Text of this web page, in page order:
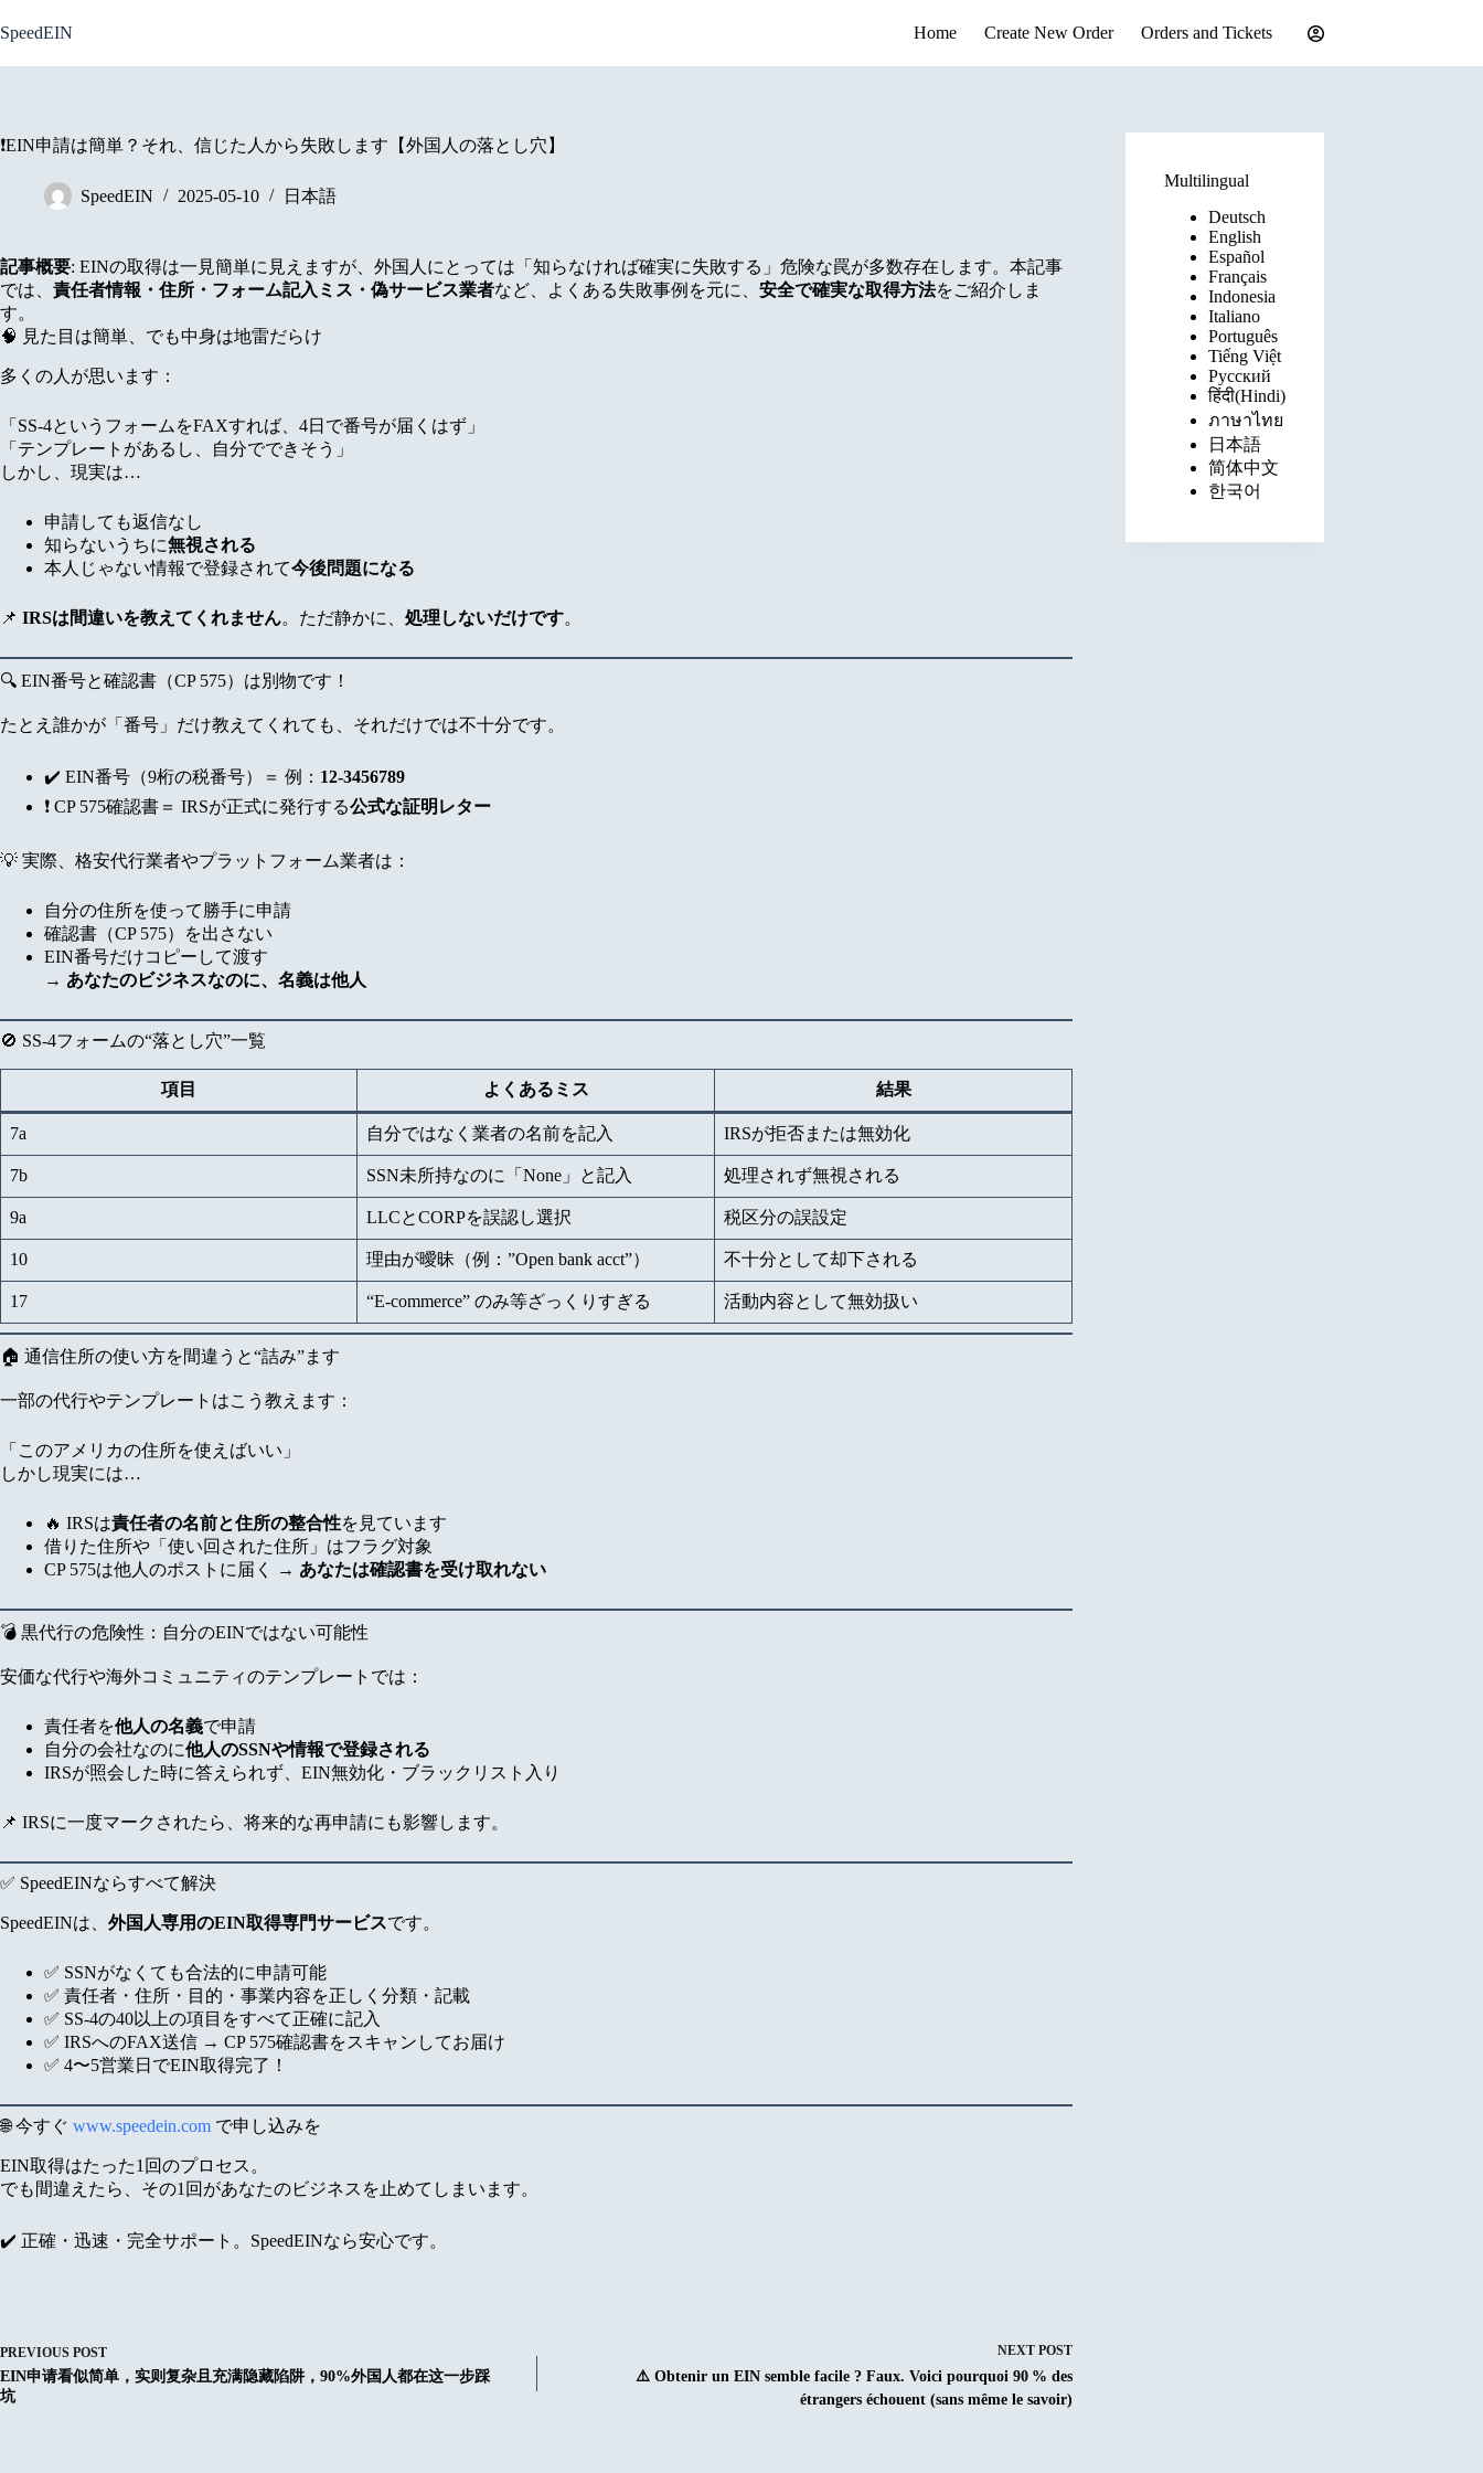
to
content
SpeedEIN Home Create New Order Orders and Tickets
❗EIN申請は簡単？それ、信じた人から失敗します【外国人の落とし穴】
SpeedEIN 2025-05-10 日本語
記事概要: EINの取得は一見簡単に見えますが、外国人にとっては「知らなければ確実に失敗する」危険な罠が多数存在します。本記事
では、 責任者情報・住所・フォーム記入ミス・偽サービス業者など、よくある失敗事例を元に、 安全で確実な取得方法をご紹介しま
す。
🧠 見た目は簡単、でも中身は地雷だらけ
多くの人が思います：
「SS-4というフォームをFAXすれば、4日で番号が届くはず」
「テンプレートがあるし、自分でできそう」
しかし、現実は…
申請しても返信なし
知らないうちに無視される
本人じゃない情報で登録されて今後問題になる
📌 IRSは間違いを教えてくれません。ただ静かに、 処理しないだけです。
🔍 EIN番号と確認書（CP 575）は別物です！
たとえ誰かが「番号」だけ教えてくれても、それだけでは不十分です。
✔️ EIN番号（9桁の税番号）＝ 例： 12-3456789
❗ CP 575確認書＝ IRSが正式に発行する公式な証明レター
💡 実際、格安代行業者やプラットフォーム業者は：
自分の住所を使って勝手に申請
確認書（CP 575）を出さない
EIN番号だけコピーして渡す
→ あなたのビジネスなのに、名義は他人
🚫 SS-4フォームの“落とし穴”一覧
項目 よくあるミス 結果
7a 自分ではなく業者の名前を記入 IRSが拒否または無効化
7b SSN未所持なのに「None」と記入 処理されず無視される
9a LLCとCORPを誤認し選択 税区分の誤設定
10 理由が曖昧（例：”Open bank acct”） 不十分として却下される
17 “E-commerce” のみ等ざっくりすぎる 活動内容として無効扱い
🏠 通信住所の使い方を間違うと“詰み”ます
一部の代行やテンプレートはこう教えます：
「このアメリカの住所を使えばいい」
しかし現実には…
🔥 IRSは責任者の名前と住所の整合性を見ています
借りた住所や「使い回された住所」はフラグ対象
CP 575は他人のポストに届く → あなたは確認書を受け取れない
💣 黒代行の危険性：自分のEINではない可能性
安価な代行や海外コミュニティのテンプレートでは：
責任者を他人の名義で申請
自分の会社なのに他人のSSNや情報で登録される
IRSが照会した時に答えられず、EIN無効化・ブラックリスト入り
📌 IRSに一度マークされたら、将来的な再申請にも影響します。
✅ SpeedEINならすべて解決
SpeedEINは、 外国人専用のEIN取得専門サービスです。
✅ SSNがなくても合法的に申請可能
✅ 責任者・住所・目的・事業内容を正しく分類・記載
✅ SS-4の40以上の項目をすべて正確に記入
✅ IRSへのFAX送信 → CP 575確認書をスキャンしてお届け
✅ 4〜5営業日でEIN取得完了！
🌐 今すぐ www.speedein.com で申し込みを
EIN取得はたった1回のプロセス。
でも間違えたら、その1回があなたのビジネスを止めてしまいます。
✔️ 正確・迅速・完全サポート。SpeedEINなら安心です。
PREVIOUS POST
EIN申请看似简单，实则复杂且充满隐藏陷阱，90%外国人都在这一步踩
坑
NEXT POST
⚠️ Obtenir un EIN semble facile ? Faux. Voici pourquoi 90 % des
étrangers échouent (sans même le savoir)
Multilingual
Deutsch
English
Español
Français
Indonesia
Italiano
Português
Tiếng Việt
Русский
हिंदी(Hindi)
ภาษาไทย
日本語
简体中文
한국어